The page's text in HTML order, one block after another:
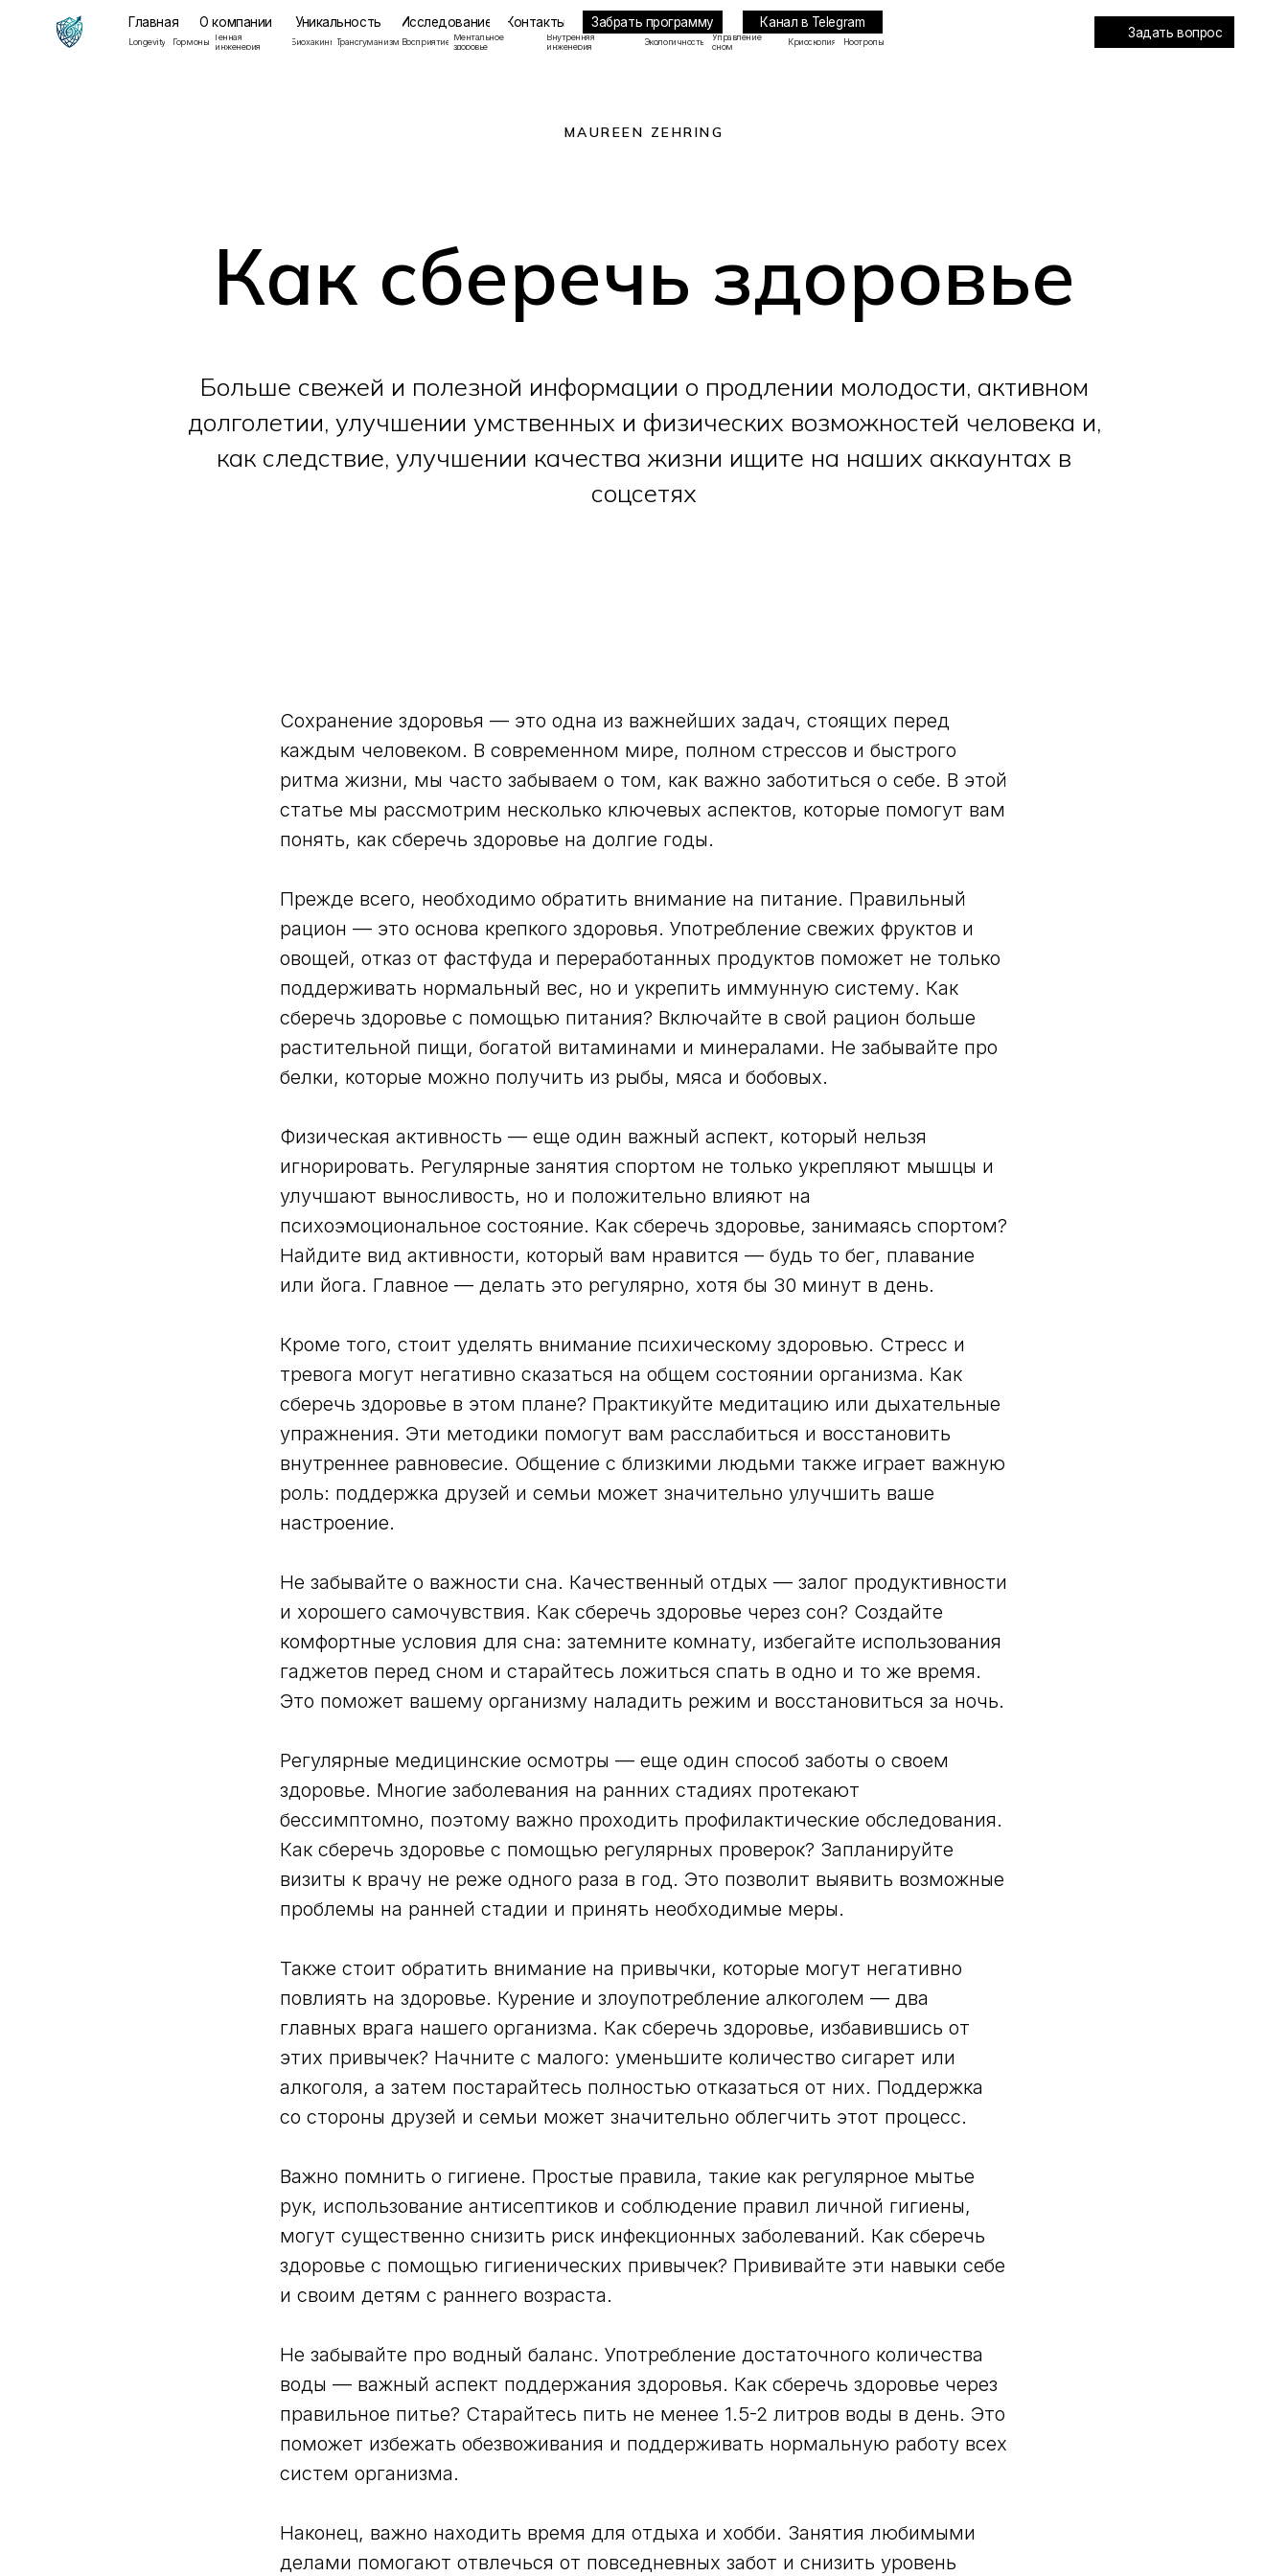
Главная
Longevity Гормоны Генная
инженерия Биохакинг Трансгуманизм здоровье инженерия Экологичность Управление
сном Криоскопия Ноотропы
О компании Уникальность Исследование Контакты Канал в Telegram
Забрать программу
MAUREEN ZEHRING
Как сберечь здоровье
Больше свежей и полезной информации о продлении молодости, активном
долголетии, улучшении умственных и физических возможностей человека и,
как следствие, улучшении качества жизни ищите на наших аккаунтах в
соцсетях
Сохранение здоровья — это одна из важнейших задач, стоящих перед
каждым человеком. В современном мире, полном стрессов и быстрого
ритма жизни, мы часто забываем о том, как важно заботиться о себе. В этой
статье мы рассмотрим несколько ключевых аспектов, которые помогут вам
понять, как сберечь здоровье на долгие годы.
Прежде всего, необходимо обратить внимание на питание. Правильный
рацион — это основа крепкого здоровья. Употребление свежих фруктов и
овощей, отказ от фастфуда и переработанных продуктов поможет не только
поддерживать нормальный вес, но и укрепить иммунную систему. Как
сберечь здоровье с помощью питания? Включайте в свой рацион больше
растительной пищи, богатой витаминами и минералами. Не забывайте про
белки, которые можно получить из рыбы, мяса и бобовых.
Физическая активность — еще один важный аспект, который нельзя
игнорировать. Регулярные занятия спортом не только укрепляют мышцы и
улучшают выносливость, но и положительно влияют на
психоэмоциональное состояние. Как сберечь здоровье, занимаясь спортом?
Найдите вид активности, который вам нравится — будь то бег, плавание
или йога. Главное — делать это регулярно, хотя бы 30 минут в день.
Кроме того, стоит уделять внимание психическому здоровью. Стресс и
тревога могут негативно сказаться на общем состоянии организма. Как
сберечь здоровье в этом плане? Практикуйте медитацию или дыхательные
упражнения. Эти методики помогут вам расслабиться и восстановить
внутреннее равновесие. Общение с близкими людьми также играет важную
роль: поддержка друзей и семьи может значительно улучшить ваше
настроение.
Не забывайте о важности сна. Качественный отдых — залог продуктивности
и хорошего самочувствия. Как сберечь здоровье через сон? Создайте
комфортные условия для сна: затемните комнату, избегайте использования
гаджетов перед сном и старайтесь ложиться спать в одно и то же время.
Это поможет вашему организму наладить режим и восстановиться за ночь.
Регулярные медицинские осмотры — еще один способ заботы о своем
здоровье. Многие заболевания на ранних стадиях протекают
бессимптомно, поэтому важно проходить профилактические обследования.
Как сберечь здоровье с помощью регулярных проверок? Запланируйте
визиты к врачу не реже одного раза в год. Это позволит выявить возможные
проблемы на ранней стадии и принять необходимые меры.
Также стоит обратить внимание на привычки, которые могут негативно
повлиять на здоровье. Курение и злоупотребление алкоголем — два
главных врага нашего организма. Как сберечь здоровье, избавившись от
этих привычек? Начните с малого: уменьшите количество сигарет или
алкоголя, а затем постарайтесь полностью отказаться от них. Поддержка
со стороны друзей и семьи может значительно облегчить этот процесс.
Важно помнить о гигиене. Простые правила, такие как регулярное мытье
рук, использование антисептиков и соблюдение правил личной гигиены,
могут существенно снизить риск инфекционных заболеваний. Как сберечь
здоровье с помощью гигиенических привычек? Прививайте эти навыки себе
и своим детям с раннего возраста.
Не забывайте про водный баланс. Употребление достаточного количества
воды — важный аспект поддержания здоровья. Как сберечь здоровье через
правильное питье? Старайтесь пить не менее 1.5-2 литров воды в день. Это
поможет избежать обезвоживания и поддерживать нормальную работу всех
систем организма.
Наконец, важно находить время для отдыха и хобби. Занятия любимыми
делами помогают отвлечься от повседневных забот и снизить уровень